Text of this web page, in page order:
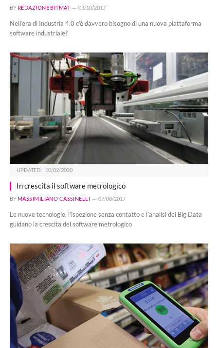
BY REDAZIONE BITMAT 03/10/2017
Nell’era di Industria 4.0 c’è davvero bisogno di una nuova piattaforma
software industriale?
UPDATED: 10/02/2020
In crescita il software metrologico
BY MASSIMILIANO CASSINELLI 07/08/2017
Le nuove tecnologie, l’ispezione senza contatto e l’analisi dei Big Data
guidano la crescita del software metrologico